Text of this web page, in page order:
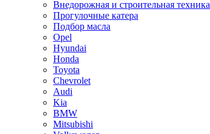
Внедорожная и строительная техника
Прогулочные катера
Подбор масла
Opel
Hyundai
Honda
Toyota
Chevrolet
Audi
Kia
BMW
Mitsubishi